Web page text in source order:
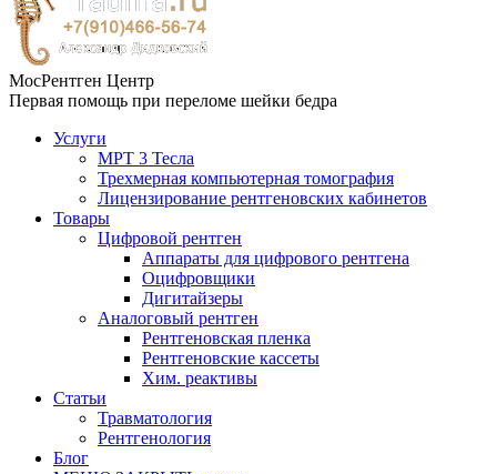
МосРентген Центр
Первая помощь при переломе шейки бедра
Услуги
МРТ 3 Тесла
Трехмерная компьютерная томография
Лицензирование рентгеновских кабинетов
Товары
Цифровой рентген
Аппараты для цифрового рентгена
Оцифровщики
Дигитайзеры
Аналоговый рентген
Рентгеновская пленка
Рентгеновские кассеты
Хим. реактивы
Статьи
Травматология
Рентгенология
Блог